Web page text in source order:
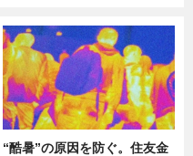
“酷暑”の原因を防ぐ。住友金